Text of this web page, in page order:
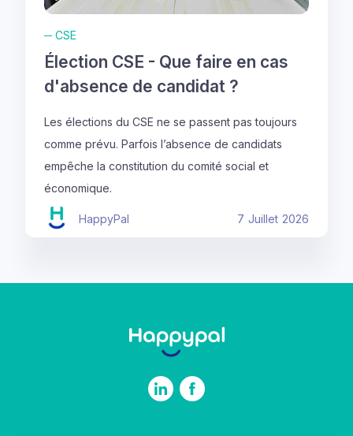
─ CSE
Élection CSE - Que faire en cas
d'absence de candidat ?
Les élections du CSE ne se passent pas toujours
comme prévu. Parfois l’absence de candidats
empêche la constitution du comité social et
économique.
HappyPal 7 Juillet 2026